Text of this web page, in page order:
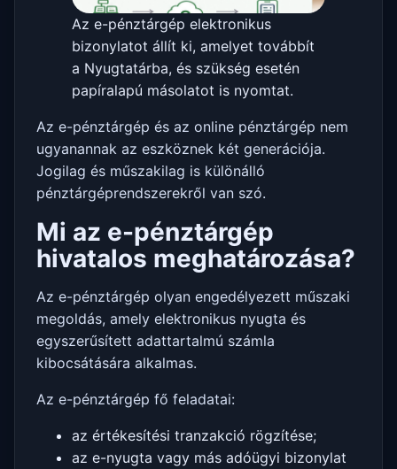
Az e-pénztárgép elektronikus
bizonylatot állít ki, amelyet továbbít
a Nyugtatárba, és szükség esetén
papíralapú másolatot is nyomtat.
Az e-pénztárgép és az online pénztárgép nem
ugyanannak az eszköznek két generációja.
Jogilag és műszakilag is különálló
pénztárgéprendszerekről van szó.
Mi az e-pénztárgép
hivatalos meghatározása?
Az e-pénztárgép olyan engedélyezett műszaki
megoldás, amely elektronikus nyugta és
egyszerűsített adattartalmú számla
kibocsátására alkalmas.
Az e-pénztárgép fő feladatai:
az értékesítési tranzakció rögzítése;
az e-nyugta vagy más adóügyi bizonylat